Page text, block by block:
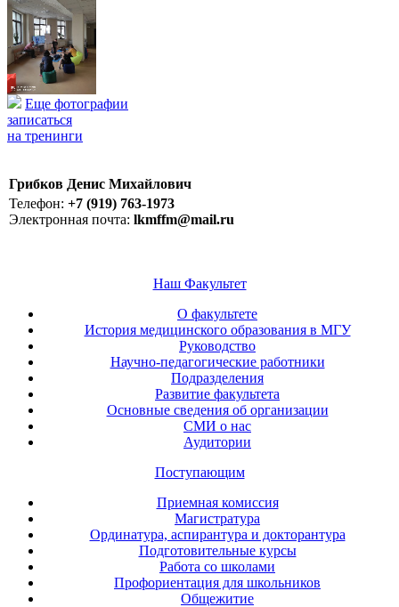
Еще фотографии
записаться
на тренинги
Грибков Денис Михайлович
Телефон: +7 (919) 763-1973
Электронная почта: lkmffm@mail.ru
Наш Факультет
О факультете
История медицинского образования в МГУ
Руководство
Научно-педагогические работники
Подразделения
Развитие факультета
Основные сведения об организации
СМИ о нас
Аудитории
Поступающим
Приемная комиссия
Магистратура
Ординатура, аспирантура и докторантура
Подготовительные курсы
Работа со школами
Профориентация для школьников
Общежитие